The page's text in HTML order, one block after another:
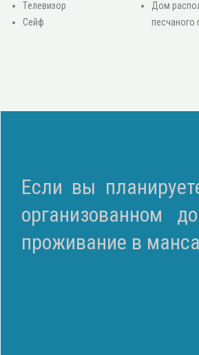
Τелевизор
Сейф
Дом
песчаного
Если вы
организованном
проживание в